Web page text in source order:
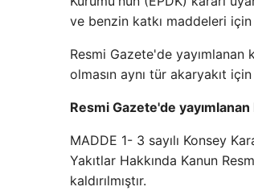
ve benzin katkı maddeleri
Resmi Gazete'de yayımlanan
olmasın aynı tür akaryakıt
Resmi Gazete'de
MADDE 1- 3 sayılı Konsey
Yakıtlar Hakkında Kanun
kaldırılmıştır.